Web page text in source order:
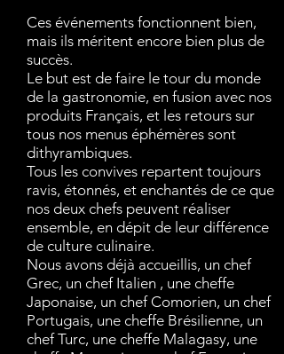
Ces événements fonctionnent bien,
mais ils méritent encore bien plus de
succès.
Le but est de faire le tour du monde
de la gastronomie, en fusion avec nos
produits Français, et les retours sur
tous nos menus éphémères sont
dithyrambiques.
Tous les convives repartent toujours
ravis, étonnés, et enchantés de ce que
nos deux chefs peuvent réaliser
ensemble, en dépit de leur différence
de culture culinaire.
Nous avons déjà accueillis, un chef
Grec, un chef Italien , une cheffe
Japonaise, un chef Comorien, un chef
Portugais, une cheffe Brésilienne, un
chef Turc, une cheffe Malagasy, une